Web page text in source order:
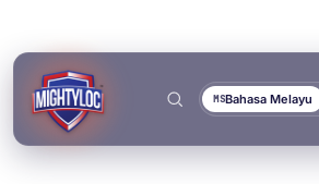
MSBahasa Melayu